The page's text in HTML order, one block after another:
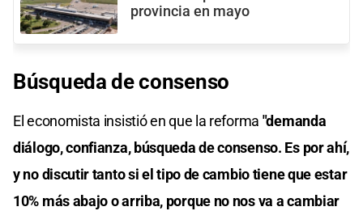
provincia en mayo
Búsqueda de consenso
El economista insistió en que la reforma "demanda
diálogo, confianza, búsqueda de consenso. Es por ahí,
y no discutir tanto si el tipo de cambio tiene que estar
10% más abajo o arriba, porque no nos va a cambiar